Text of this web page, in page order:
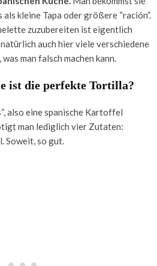
kleine Tapa oder größere “ración”.
zuzubereiten ist eigentlich
auch hier viele verschiedene
man falsch machen kann.
ist die perfekte Tortilla?
also eine spanische Kartoffel
man lediglich vier Zutaten:
Soweit, so gut.